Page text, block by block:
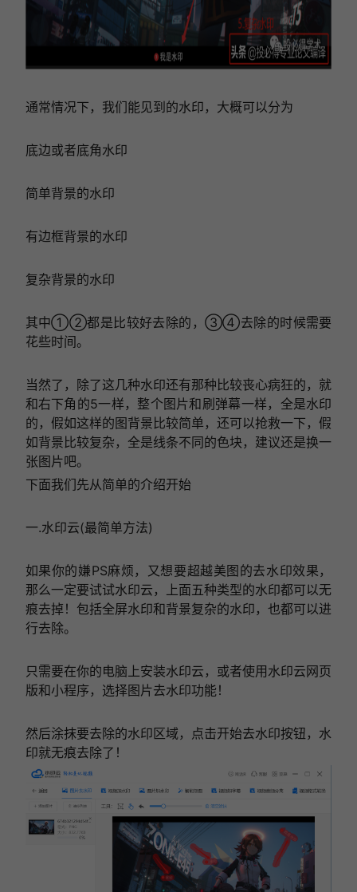
通常情况下，我们能见到的水印，大概可以分为
底边或者底角水印
简单背景的水印
有边框背景的水印
复杂背景的水印
其中①②都是比较好去除的，③④去除的时候需要
花些时间。
当然了，除了这几种水印还有那种比较丧心病狂的，就
和右下角的5一样，整个图片和刷弹幕一样，全是水印
的，假如这样的图背景比较简单，还可以抢救一下，假
如背景比较复杂，全是线条不同的色块，建议还是换一
张图片吧。
下面我们先从简单的介绍开始
一.水印云(最简单方法)
如果你的嫌PS麻烦，又想要超越美图的去水印效果，
那么一定要试试水印云，上面五种类型的水印都可以无
痕去掉！包括全屏水印和背景复杂的水印，也都可以进
行去除。
只需要在你的电脑上安装水印云，或者使用水印云网页
版和小程序，选择图片去水印功能！
然后涂抹要去除的水印区域，点击开始去水印按钮，水
印就无痕去除了！